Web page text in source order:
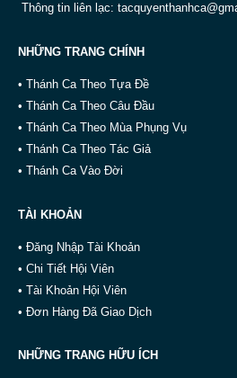
Thông tin liên lạc:
NHỮNG TRANG CHÍNH
• Thánh Ca Theo Tựa Đề
• Thánh Ca Theo Câu Đầu
• Thánh Ca Theo Mùa Phụng Vụ
• Thánh Ca Theo Tác Giả
• Thánh Ca Vào Đời
TÀI KHOẢN
• Đăng Nhập Tài Khoản
• Chi Tiết Hội Viên
• Tài Khoản Hội Viên
• Đơn Hàng Đã Giao Dịch
NHỮNG TRANG HỮU ÍCH